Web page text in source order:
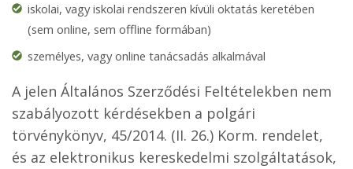
iskolai, vagy iskolai rendszeren kívüli oktatás keretében
(sem online, sem offline formában)
személyes, vagy online tanácsadás alkalmával
A jelen Általános Szerződési Feltételekben nem
szabályozott kérdésekben a polgári
törvénykönyv, 45/2014. (II. 26.) Korm. rendelet,
és az elektronikus kereskedelmi szolgáltatások,